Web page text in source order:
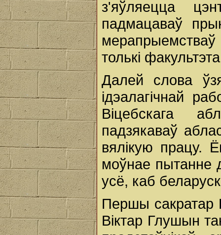
з'яўляецца
падмацаваў
мерапрыемстваў
толькі
Далей слова
ідэалагічнай
Віцебскага
падзякаваў
вялікую працу.
моўнае пытанне
усё, каб
Першы сакратар
Віктар Глушын